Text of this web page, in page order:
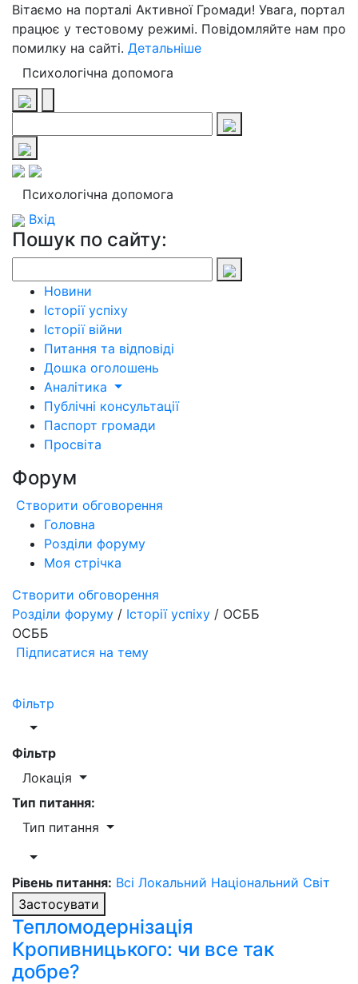
Вітаємо на порталі Активної Громади! Увага, портал
працює у тестовому режимі. Повідомляйте нам про
помилку на сайті. Детальніше
Психологічна допомога
Психологічна допомога
Вхід
Пошук по сайту:
Новини
Історії успіху
Історії війни
Питання та відповіді
Дошка оголошень
Аналітика
Публічні консультації
Паспорт громади
Просвіта
Форум
Створити обговорення
Головна
Розділи форуму
Моя стрічка
Створити обговорення
Розділи форуму / Історії успіху / ОСББ
ОСББ
Підписатися на тему
Фільтр
Фільтр
Локація
Тип питання:
Тип питання
Рівень питання: Всі Локальний Національний Світ
Застосувати
Тепломодернізація
Кропивницького: чи все так
добре?